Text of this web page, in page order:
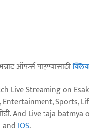
ऑफर्स पाहण्यासाठी
Live Streaming on
Sports,
And Live taja
and IOS.